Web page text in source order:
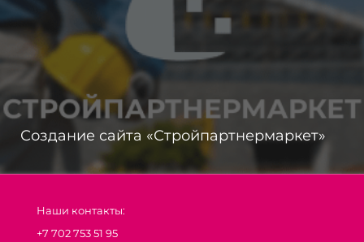
Создание сайта «Стройпартнермаркет»
Наши контакты:
+7 702 753 51 95